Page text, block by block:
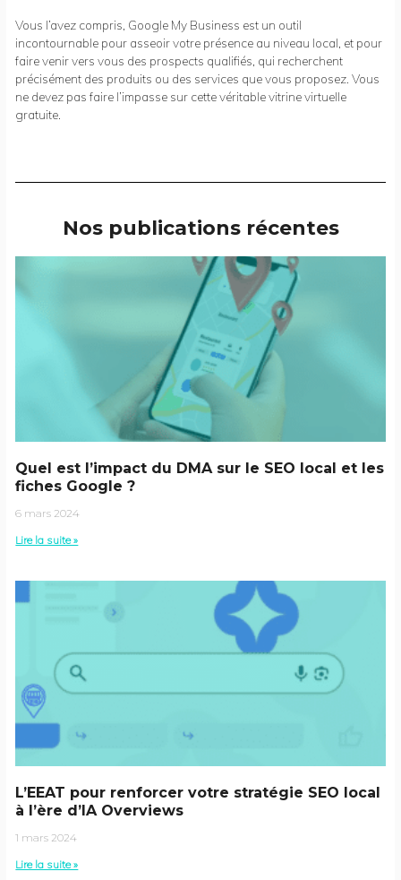
Vous l’avez compris, Google My Business est un outil
incontournable pour asseoir votre présence au niveau local, et pour
faire venir vers vous des prospects qualifiés, qui recherchent
précisément des produits ou des services que vous proposez. Vous
ne devez pas faire l’impasse sur cette véritable vitrine virtuelle
gratuite.
Nos publications récentes
Quel est l’impact du DMA sur le SEO local et les
fiches Google ?
6 mars 2024
Lire la suite »
L’EEAT pour renforcer votre stratégie SEO local
à l’ère d’IA Overviews
1 mars 2024
Lire la suite »